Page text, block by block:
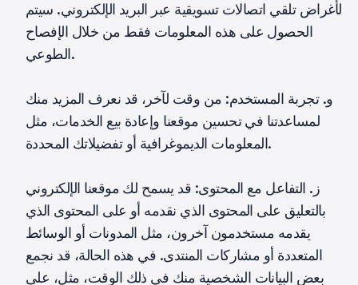
لأغراض تلقي اتصالات تسويقية عبر البريد الإلكتروني. سيتم
الحصول على هذه المعلومات فقط من خلال الإفصاح
الطوعي.
و. تجربة المستخدم: من وقت لآخر، قد نعرف المزيد منك
لمساعدتنا في تحسين موقعنا وإعادة بيع الخدمات، مثل
المعلومات الديموغرافية أو تفضيلاتك المحددة.
ز. التفاعل مع المحتوى: قد يسمح لك موقعنا الإلكتروني
بالتعليق على المحتوى الذي نقدمه أو على المحتوى الذي
يقدمه مستخدمون آخرون، مثل المدونات أو الوسائط
المتعددة أو مشاركات المنتدى. في هذه الحالة، قد نجمع
بعض البيانات الشخصية منك في ذلك الوقت، مثل، على